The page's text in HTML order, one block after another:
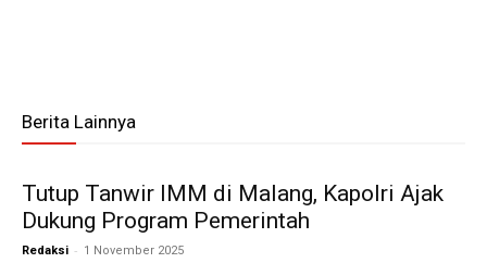
Berita Lainnya
Tutup Tanwir IMM di Malang, Kapolri Ajak
Dukung Program Pemerintah
Redaksi - 1 November 2025